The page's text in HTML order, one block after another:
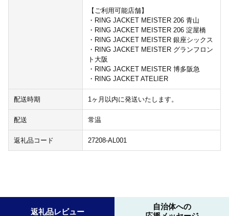
【ご利用可能店舗】
・RING JACKET MEISTER 206 青山
・RING JACKET MEISTER 206 淀屋橋
・RING JACKET MEISTER 銀座シックス
・RING JACKET MEISTER グランフロン
ト大阪
・RING JACKET MEISTER 博多阪急
・RING JACKET ATELIER
配送時期 1ヶ月以内に発送いたします。
配送 常温
返礼品コード 27208-AL001
返礼品レビュー
自治体への